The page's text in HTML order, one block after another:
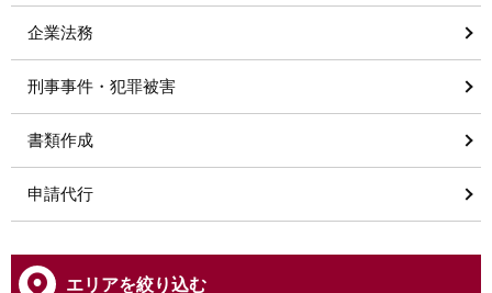
企業法務
刑事事件・犯罪被害
書類作成
申請代行
エリアを絞り込む